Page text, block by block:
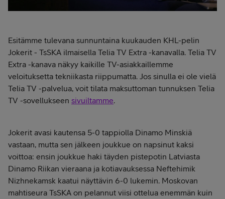
Esitämme tulevana sunnuntaina kuukauden KHL-pelin
Jokerit - TsSKA ilmaisella Telia TV Extra -kanavalla. Telia TV
Extra -kanava näkyy kaikille TV-asiakkaillemme
veloituksetta tekniikasta riippumatta. Jos sinulla ei ole vielä
Telia TV -palvelua, voit tilata maksuttoman tunnuksen Telia
TV -sovellukseen sivuiltamme.
Jokerit avasi kautensa 5-0 tappiolla Dinamo Minskiä
vastaan, mutta sen jälkeen joukkue on napsinut kaksi
voittoa: ensin joukkue haki täyden pistepotin Latviasta
Dinamo Riikan vieraana ja kotiavauksessa Neftehimik
Nizhnekamsk kaatui näyttävin 6-0 lukemin. Moskovan
mahtiseura TsSKA on pelannut viisi ottelua enemmän kuin